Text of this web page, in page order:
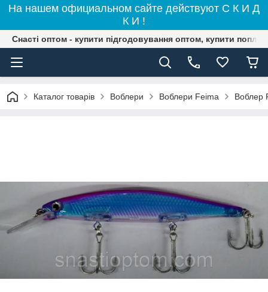
На нашем официальном сайте действуют С К И Д
К И !
Снасті оптом - купити підгодовування оптом, купити
Каталог товарів Воблери Воблери Feima Воблер